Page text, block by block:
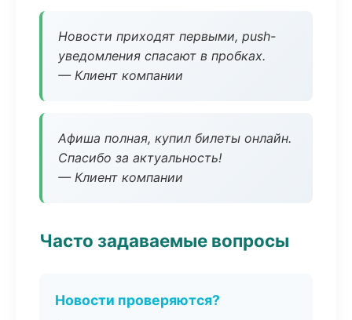
Новости приходят первыми, push-
уведомления спасают в пробках.
— Клиент компании
Афиша полная, купил билеты онлайн.
Спасибо за актуальность!
— Клиент компании
Часто задаваемые вопросы
Новости проверяются?